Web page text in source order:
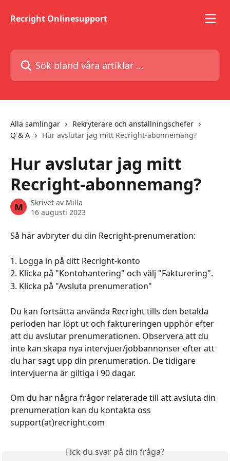
Recright Onlinesupport
Sök bland våra artiklar …
Alla samlingar
Rekryterare och anställningschefer
Q & A
Hur avslutar jag mitt Recright-abonnemang?
Hur avslutar jag mitt
Recright-abonnemang?
M Skrivet av Milla
16 augusti 2023
Så här avbryter du din Recright-prenumeration:
1. Logga in på ditt Recright-konto
2. Klicka på "Kontohantering" och välj "Fakturering".
3. Klicka på "Avsluta prenumeration"
Du kan fortsätta använda Recright tills den betalda
perioden har löpt ut och faktureringen upphör efter
att du avslutar prenumerationen. Observera att du
inte kan skapa nya intervjuer/jobbannonser efter att
du har sagt upp din prenumeration. De tidigare
intervjuerna är giltiga i 90 dagar.
Om du har några frågor relaterade till att avsluta din
prenumeration kan du kontakta oss
support(at)recright.com
Fick du svar på din fråga?